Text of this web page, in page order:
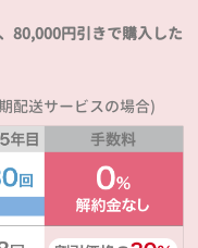
80,000円引きで購入した
配送サービスの場合)